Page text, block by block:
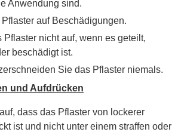
Anwendung sind.
auf Beschädigungen.
Pflaster nicht auf, wenn es geteilt,
beschädigt ist.
Sie das Pflaster niemals.
und Aufdrücken
dass das Pflaster von lockerer
ist und nicht unter einem straffen oder